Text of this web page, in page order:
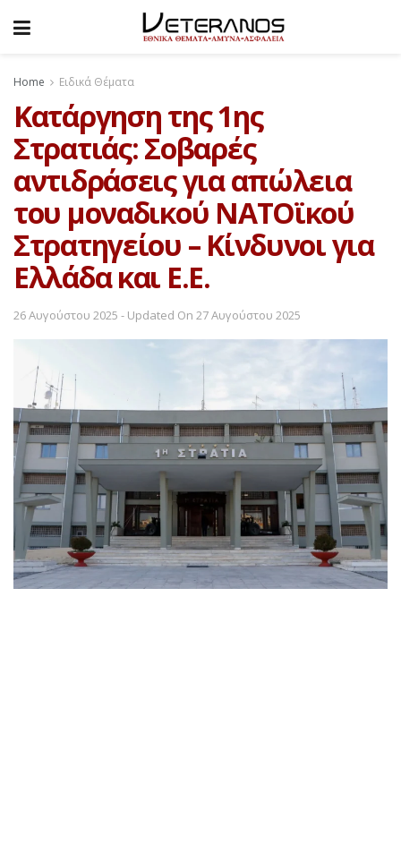
Home Ειδικά Θέματα
Κατάργηση της 1ης
Στρατιάς: Σοβαρές
αντιδράσεις για απώλεια
του μοναδικού ΝΑΤΟϊκού
Στρατηγείου – Κίνδυνοι για
Ελλάδα και Ε.Ε.
26 Αυγούστου 2025 - Updated On 27 Αυγούστου 2025